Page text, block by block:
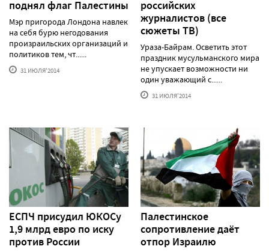
поднял флаг Палестины
Мэр пригорода Лондона навлек
на себя бурю негодования
произраильских организаций и
политиков тем, чт......
31 ИЮЛЯ'2014
российских
журналистов (все
сюжеты ТВ)
Ураза-Байрам. Осветить этот
праздник мусульманского мира
не упускает возможности ни
один уважающий с......
31 ИЮЛЯ'2014
ЕСПЧ присудил ЮКОСу
1,9 млрд евро по иску
против России
Палестинское
сопротивление даёт
отпор Израилю